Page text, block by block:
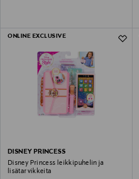
ONLINE EXCLUSIVE
DISNEY PRINCESS
Disney Princess leikkipuhelin ja
lisätarvikkeita